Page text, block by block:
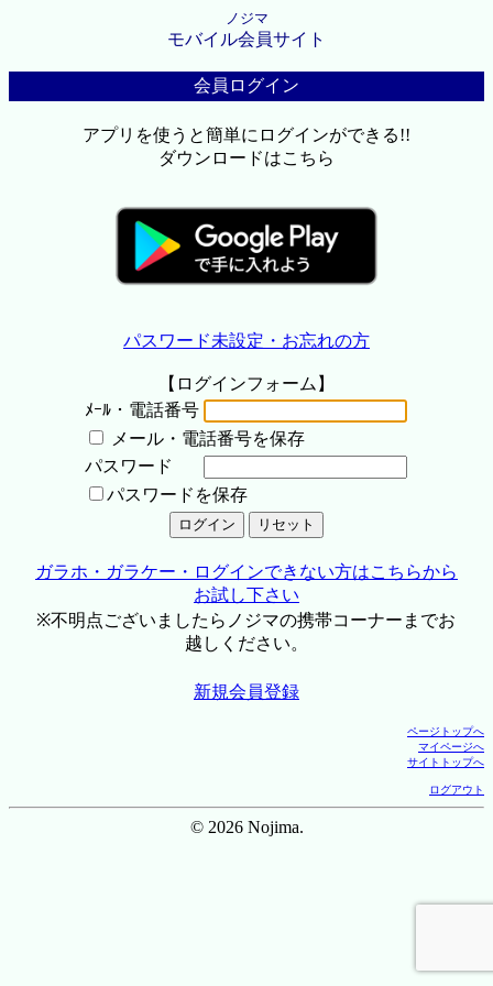
ノジマ
モバイル会員サイト
会員ログイン
アプリを使うと簡単にログインができる!!
ダウンロードはこちら
パスワード未設定・お忘れの方
【ログインフォーム】
ﾒｰﾙ・電話番号
メール・電話番号を保存
パスワード
パスワードを保存
ガラホ・ガラケー・ログインできない方はこちらから
お試し下さい
※不明点ございましたらノジマの携帯コーナーまでお
越しください。
新規会員登録
ページトップへ
マイページへ
サイトトップへ
ログアウト
© 2026 Nojima.